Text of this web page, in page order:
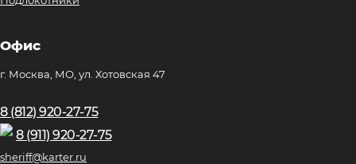
Офис
г. Москва, МО, ул. Хотовская 47
8 (812) 920-27-75
8 (911) 920-27-75
sheriff@karter.ru